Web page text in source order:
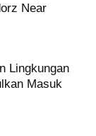
Near
Lingkungan
Masuk